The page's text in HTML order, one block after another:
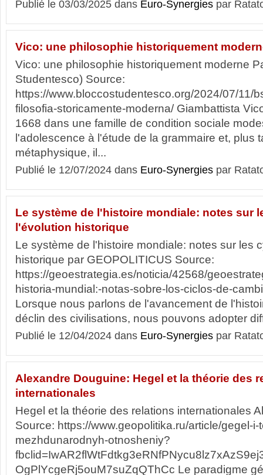
Publié le 03/03/2025 dans Euro-Synergies par
Vico: une philosophie historiquement
Vico: une philosophie historiquement moderne
Studentesco) Source:
https://www.bloccostudentesco.org/2024/07/11/
filosofia-storicamente-moderna/ Giambattista
1668 dans une famille de condition sociale
l'adolescence à l'étude de la grammaire et, plus
métaphysique, il...
Publié le 12/07/2024 dans Euro-Synergies par
Le système de l'histoire mondiale: notes sur
l'évolution historique
Le système de l'histoire mondiale: notes sur les
historique par GEOPOLITICUS Source:
https://geoestrategia.es/noticia/42568/
historia-mundial:-notas-sobre-los-ciclos-de-
Lorsque nous parlons de l'avancement de
déclin des civilisations, nous pouvons adopter
Publié le 12/04/2024 dans Euro-Synergies par
Alexandre Douguine: Hegel et la théorie des
internationales
Hegel et la théorie des relations internationales
Source: https://www.geopolitika.ru/article/gegel-i-
mezhdunarodnyh-otnosheniy?
OgPlYcgeRj5ouM7suZqQThCc Le paradigme